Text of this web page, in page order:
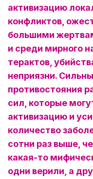
активизацию
конфликтов,
большими
и среди мирного
терактов,
неприязни.
противостояния
сил, которые
активизацию и
количество
сотни раз выше,
какая-то
одни верили, а